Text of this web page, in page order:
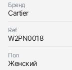
Бренд
Cartier
Ref
W2PN0018
Пол
Женский
Заказать
Трейд-ин
Оставьте
с вами